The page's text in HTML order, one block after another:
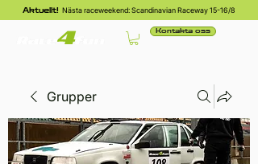
Aktuellt! Nästa raceweekend: Scandinavian Raceway 15-16/8
Kontakta oss
Grupper